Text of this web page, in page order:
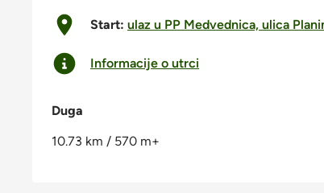
Start: ulaz u PP Medvednica, ulica
Informacije o utrci
Duga
10.73 km / 570 m+